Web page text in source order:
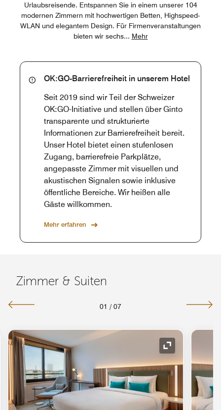
Urlaubsreisende. Entspannen Sie in einem unserer 104
modernen Zimmern mit hochwertigen Betten, Highspeed-
WLAN und elegantem Design. Für Firmenveranstaltungen
bieten wir sechs... Mehr
OK:GO-Barrierefreiheit in unserem Hotel
Seit 2019 sind wir Teil der Schweizer
OK:GO-Initiative und stellen über Ginto
transparente und strukturierte
Informationen zur Barrierefreiheit bereit.
Unser Hotel bietet einen stufenlosen
Zugang, barrierefreie Parkplätze,
angepasste Zimmer mit visuellen und
akustischen Signalen sowie inklusive
öffentliche Bereiche. Wir heißen alle
Gäste willkommen.
Mehr erfahren
Zimmer & Suiten
01 / 07
"Ausklappen" Symbol